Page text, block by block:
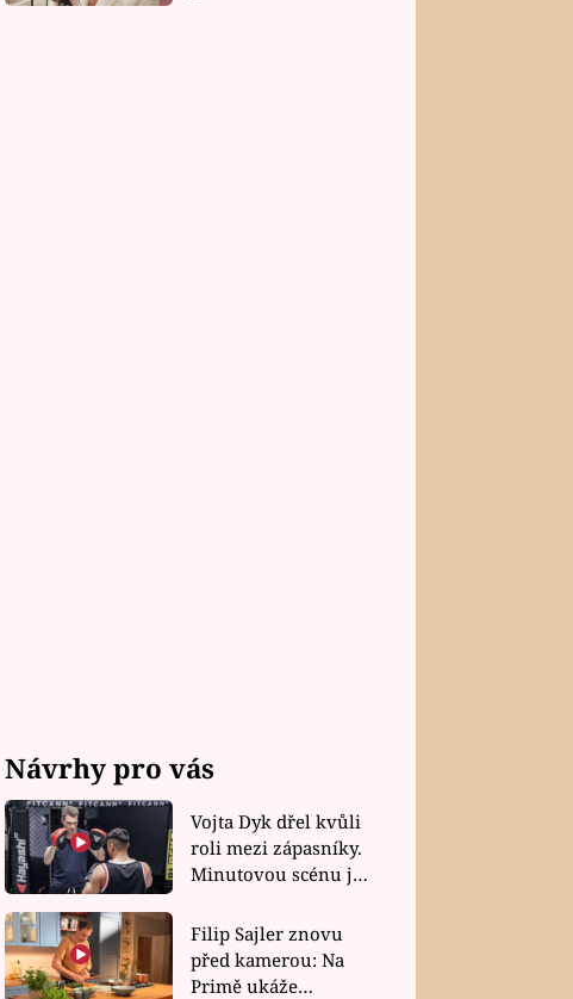
Návrhy pro vás
Vojta Dyk dřel kvůli
roli mezi zápasníky.
Minutovou scénu jel
Filip Sajler znovu
před kamerou: Na
Primě ukáže